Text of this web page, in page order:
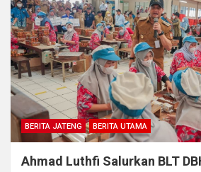
BERITA JATENG BERITA UTAMA
Ahmad Luthfi Salurkan BLT